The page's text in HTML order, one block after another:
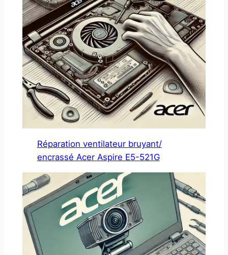
Réparation ventilateur bruyant/
encrassé Acer Aspire E5-521G